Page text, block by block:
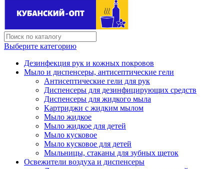
Выберите категорию
Дезинфекция рук и кожных покровов
Мыло и диспенсеры, антисептические гели
Антисептические гели для рук
Диспенсеры для дезинфицирующих средств
Диспенсеры для жидкого мыла
Картриджи с жидким мылом
Мыло жидкое
Мыло жидкое для детей
Мыло кусковое
Мыло кусковое для детей
Мыльницы, стаканы для зубных щеток
Освежители воздуха и диспенсеры